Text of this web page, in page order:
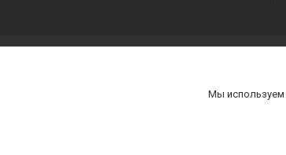
Мы используем